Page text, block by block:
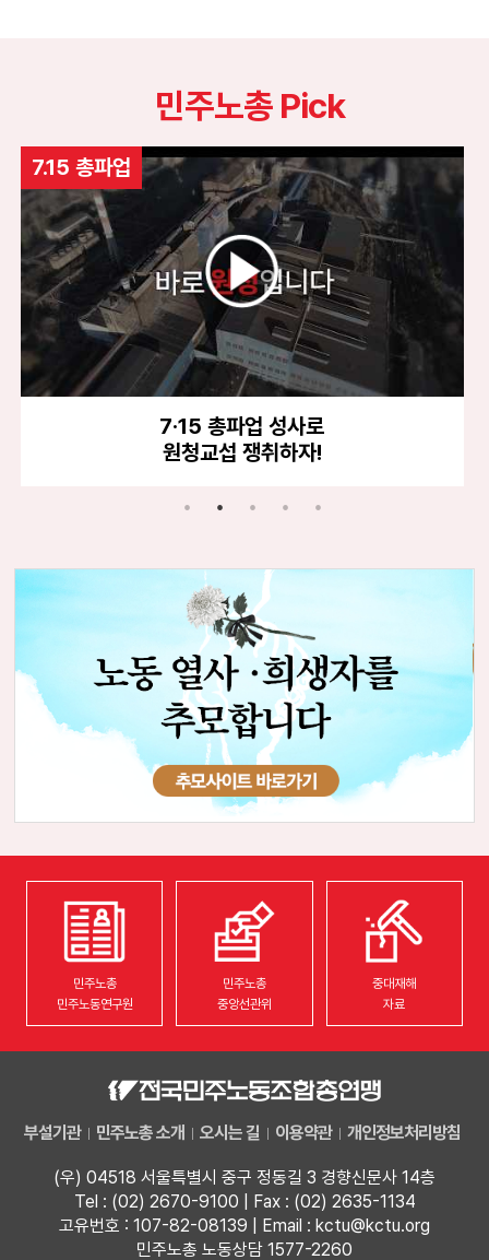
민주노총 Pick
7.15 총파업
7·15 총파업 성사로
원청교섭 쟁취하자!
민주노총
민주노동연구원
민주노총
중앙선관위
중대재해
자료
부설기관 민주노총 소개 오시는 길 이용약관 개인정보처리방침
(우) 04518 서울특별시 중구 정동길 3 경향신문사 14층
Tel : (02) 2670-9100 | Fax : (02) 2635-1134
고유번호 : 107-82-08139 | Email : kctu@kctu.org
민주노총 노동상담 1577-2260